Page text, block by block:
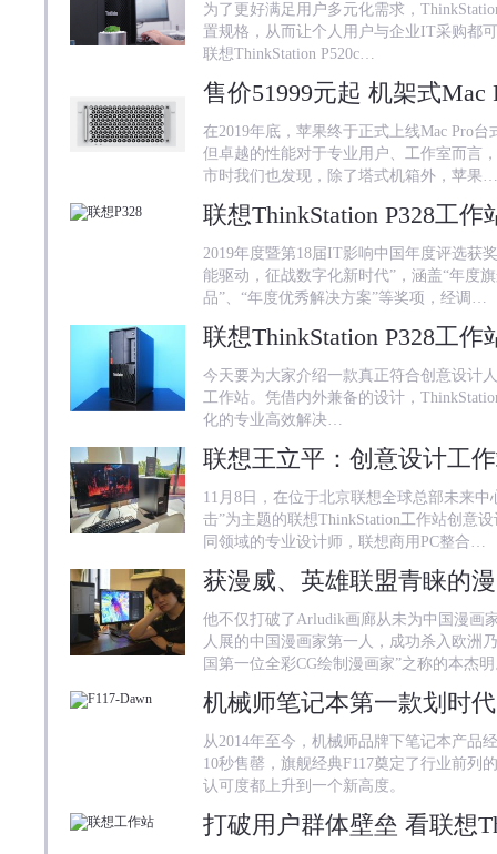
为了更好满足用户多元化需求，
置规格，从而让个人用户与企业IT采购都
联想ThinkStation P520c…
售价51999元起 机架式Mac
在2019年底，苹果终于正式上线Mac Pro
但卓越的性能对于专业用户、工作室而言
市时我们也发现，除了塔式机箱外，苹果…
2019年度暨第18届IT影响中国年度评选获
能驱动，征战数字化新时代”，涵盖“年度
品”、“年度优秀解决方案”等奖项，经调…
今天要为大家介绍一款真正符合创意设计
工作站。凭借内外兼备的设计，
化的专业高效解决…
11月8日，在位于北京联想全球总部未来
击”为主题的联想ThinkStation工作站创意
同领域的专业设计师，联想商用PC整合…
他不仅打破了Arludik画廊从未为中国漫画
人展的中国漫画家第一人，成功杀入欧洲
国第一位全彩CG绘制漫画家”之称的本杰
机械师笔记本第一款划时
从2014年至今，机械师品牌下笔记本产品
10秒售罄，旗舰经典F117奠定了行业前列
认可度都上升到一个新高度。